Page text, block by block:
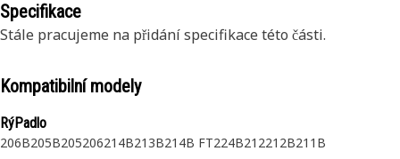
Specifikace
Stále pracujeme na přidání specifikace této části.
Kompatibilní modely
RýPadlo
206B205B205206214B213B214B FT224B212212B211B